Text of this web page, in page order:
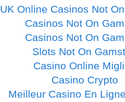
UK Online Casinos Not
Casinos Not On
Casinos Not On
Slots Not On
Casino Online
Casino Crypto
Meilleur Casino En